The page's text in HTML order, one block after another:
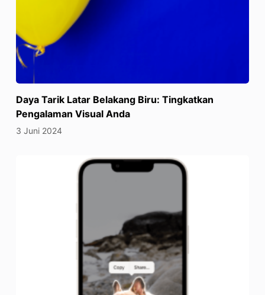
Daya Tarik Latar Belakang Biru: Tingkatkan
Pengalaman Visual Anda
3 Juni 2024